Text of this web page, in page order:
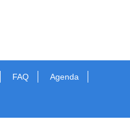
FAQ Agenda